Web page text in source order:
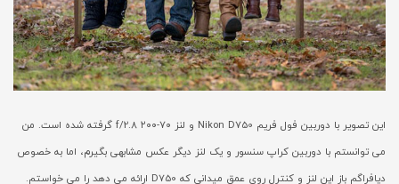
این تصویر با دوربین فول فریم Nikon D750 و لنز ۷۰-۲۰۰ f/2.8 گرفته شده است. من
می توانستم با دوربین کراپ سنسور و یک لنز دیگر عکس مشابهی بگیرم، اما به خصوص
دیافراگم باز این لنز و کنترل روی عمق میدانی که D750 ارائه می دهد را می خواستم.